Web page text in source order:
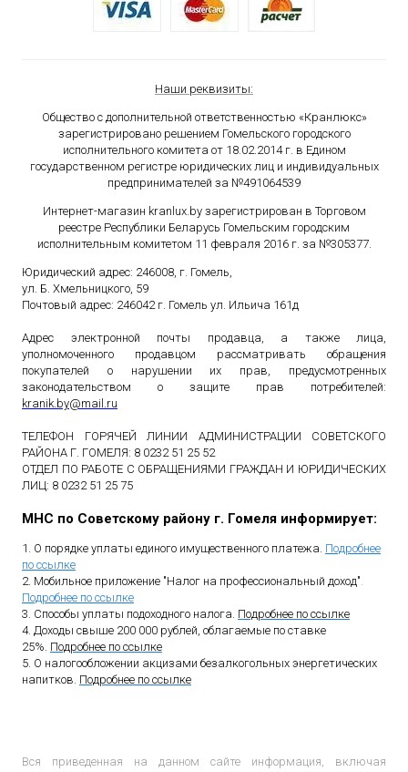
Наши реквизиты:
Общество с дополнительной ответственностью «Кранлюкс»
зарегистрировано решением Гомельского городского
исполнительного комитета от 18.02.2014 г. в Едином
государственном регистре юридических лиц и индивидуальных
предпринимателей за №491064539
Интернет-магазин kranlux.by зарегистрирован в Торговом
реестре Республики Беларусь Гомельским городским
исполнительным комитетом 11 февраля 2016 г. за №305377.
Юридический адрес: 246008, г. Гомель,
ул. Б. Хмельницкого, 59
Почтовый адрес: 246042 г. Гомель ул. Ильича 161д
Адрес электронной почты продавца, а также лица,
уполномоченного продавцом рассматривать обращения
покупателей о нарушении их прав, предусмотренных
законодательством о защите прав потребителей:
kranik by@mail ru
ТЕЛЕФОН ГОРЯЧЕЙ ЛИНИИ АДМИНИСТРАЦИИ СОВЕТСКОГО
РАЙОНА Г. ГОМЕЛЯ: 8 0232 51 25 52
ОТДЕЛ ПО РАБОТЕ С ОБРАЩЕНИЯМИ ГРАЖДАН И ЮРИДИЧЕСКИХ
ЛИЦ: 8 0232 51 25 75
МНС по Советскому району г. Гомеля информирует:
1. О порядке уплаты единого имущественного платежа. Подробнее
по ссылке
2. Мобильное приложение "Налог на профессиональный доход"
Подробнее по ссылке
3. Способы уплаты подоходного налога. Подробнее по ссылке
4. Доходы свыше 200 000 рублей, облагаемые по ставке
25%. Подробнее по ссылке
5. О налогообложении акцизами безалкогольных энергетических
напитков. Подробнее по ссылке
Вся приведенная на данном сайте информация, включая